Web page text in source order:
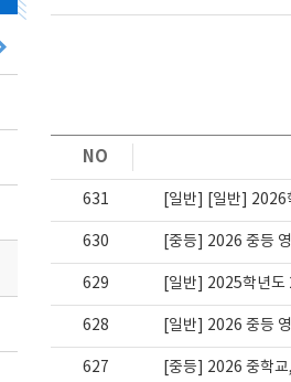
NO
631 [일반] [일반] 2026
630 [중등] 2026 중등
629 [일반] 2025학년도
628 [일반] 2026 중등
627 [중등] 2026 중학